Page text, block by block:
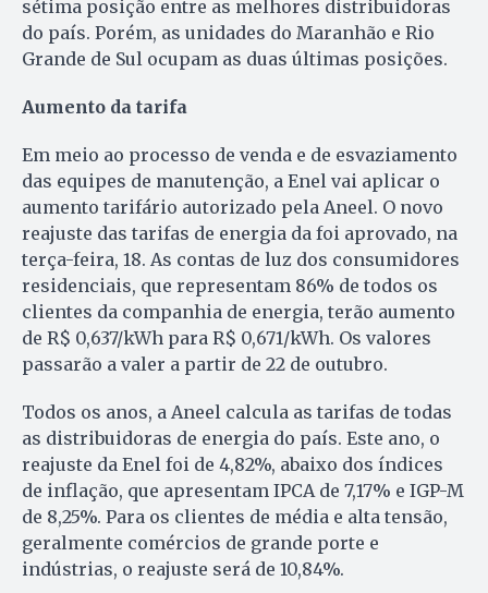
sétima posição entre as melhores distribuidoras
do país. Porém, as unidades do Maranhão e Rio
Grande de Sul ocupam as duas últimas posições.
Aumento da tarifa
Em meio ao processo de venda e de esvaziamento
das equipes de manutenção, a Enel vai aplicar o
aumento tarifário autorizado pela Aneel. O novo
reajuste das tarifas de energia da foi aprovado, na
terça-feira, 18. As contas de luz dos consumidores
residenciais, que representam 86% de todos os
clientes da companhia de energia, terão aumento
de R$ 0,637/kWh para R$ 0,671/kWh. Os valores
passarão a valer a partir de 22 de outubro.
Todos os anos, a Aneel calcula as tarifas de todas
as distribuidoras de energia do país. Este ano, o
reajuste da Enel foi de 4,82%, abaixo dos índices
de inflação, que apresentam IPCA de 7,17% e IGP-M
de 8,25%. Para os clientes de média e alta tensão,
geralmente comércios de grande porte e
indústrias, o reajuste será de 10,84%.